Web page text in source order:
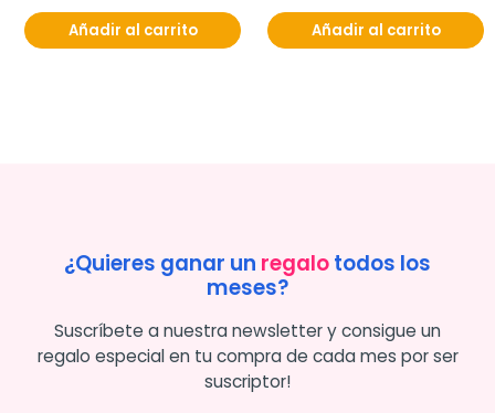
Añadir al carrito Añadir al carrito
¿Quieres ganar un regalotodos los
meses?
Suscríbete a nuestra newsletter y consigue un
regalo especial en tu compra de cada mes por ser
suscriptor!